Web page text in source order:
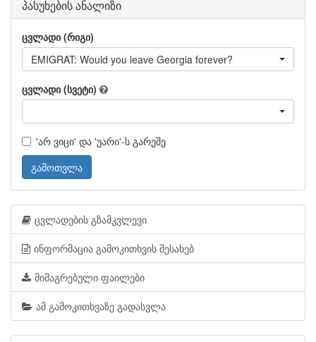
პასუხების ანალიზი
ცვლადი (რიგი)
EMIGRAT: Would you leave Georgia forever?
ცვლადი (სვეტი)
'არ ვიცი' და 'უარი'-ს გარეშე
გამოთვლა
ცვლადების გზამკვლევი
ინფორმაცია გამოკითხვის შესახებ
მიმაგრებული ფაილები
ამ გამოკითხვაზე გადასვლა